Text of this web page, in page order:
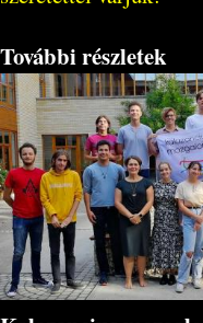
További részletek